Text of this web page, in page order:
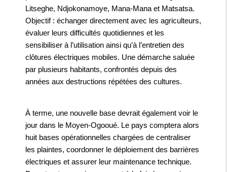
Litseghe, Ndjokonamoye, Mana-Mana et Matsatsa.
Objectif : échanger directement avec les agriculteurs,
évaluer leurs difficultés quotidiennes et les
sensibiliser à l’utilisation ainsi qu’à l’entretien des
clôtures électriques mobiles. Une démarche saluée
par plusieurs habitants, confrontés depuis des
années aux destructions répétées des cultures.
À terme, une nouvelle base devrait également voir le
jour dans le Moyen-Ogooué. Le pays comptera alors
huit bases opérationnelles chargées de centraliser
les plaintes, coordonner le déploiement des barrières
électriques et assurer leur maintenance technique.